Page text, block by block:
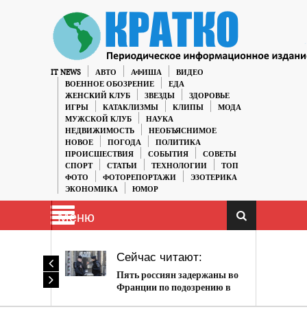
IT NEWS АВТО АФИША
ВИДЕО
ВОЕННОЕ ОБОЗРЕНИЕ
ЕДА
ЖЕНСКИЙ КЛУБ
ЗВЕЗДЫ
ЗДОРОВЬЕ
ИГРЫ
КАТАКЛИЗМЫ КЛИПЫ
МОДА
МУЖСКОЙ КЛУБ
НАУКА
НЕДВИЖИМОСТЬ
НЕОБЪЯСНИМОЕ
НОВОЕ
ПОГОДА
ПОЛИТИКА
ПРОИСШЕСТВИЯ
СОБЫТИЯ
СОВЕТЫ
СПОРТ
СТАТЬИ ТЕХНОЛОГИИ
ТОП
ФОТО
ФОТОРЕПОРТАЖИ
ЭЗОТЕРИКА
ЭКОНОМИКА
ЮМОР
Меню
Сейчас читают:
Пять россиян задержаны во
Франции по подозрению в